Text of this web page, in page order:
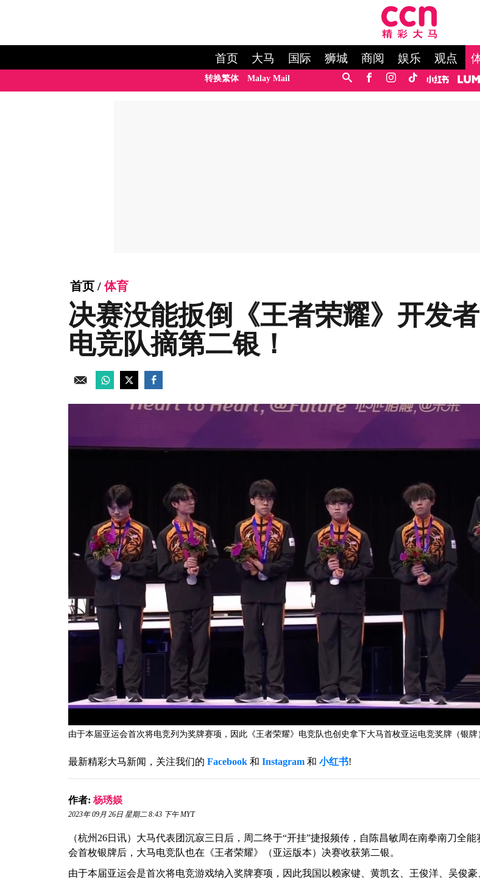
首页 大马 国际 狮城 商阅 娱乐 观点
转换繁体 Malay Mail
首页 / 体育
决赛没能扳倒《王者荣耀》开发
电竞队摘第二银！
由于本届亚运会首次将电竞列为奖牌赛项，因此《王者荣耀》电竞队也创史拿下大马首枚亚运电竞奖牌（银
最新精彩大马新闻，关注我们的 Facebook 和 Instagram 和 小红书!
作者: 杨琇媖
2023年 09月 26日 星期二 8:43 下午 MYT
（杭州26日讯）大马代表团沉寂三日后，周二终于“开挂”捷报频传，自陈昌敏周在南拳南刀全
会首枚银牌后，大马电竞队也在《王者荣耀》（亚运版本）决赛收获第二银。
由于本届亚运会是首次将电竞游戏纳入奖牌赛项，因此我国以赖家键、黄凯玄、王俊洋、吴俊豪